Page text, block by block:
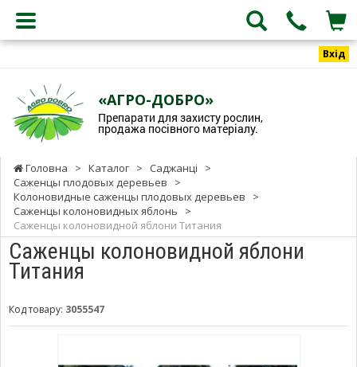
Вхід
«АГРО-ДОБРО»
Препарати для захисту рослин,
продажа посівного матеріалу.
Головна > Каталог > Саджанці
>
Саженцы плодовых деревьев
>
Колоновидные саженцы плодовых деревьев
>
Саженцы колоновидных яблонь
>
Саженцы колоновидной яблони Титания
Саженцы колоновидной яблони
Титания
Код товару: 3055547